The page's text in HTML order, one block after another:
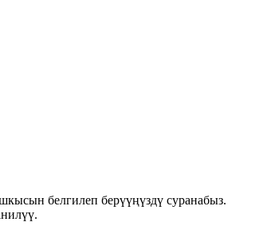
белгилеп берүүңүздү суранабыз.